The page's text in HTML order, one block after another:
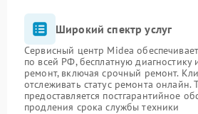
Широкий спектр услуг
Сервисный центр Midea
по всей РФ, бесплатную диагностику
ремонт, включая срочный ремонт.
отслеживать статус ремонта онлайн.
предоставляется постгарантийное
продления срока службы техники